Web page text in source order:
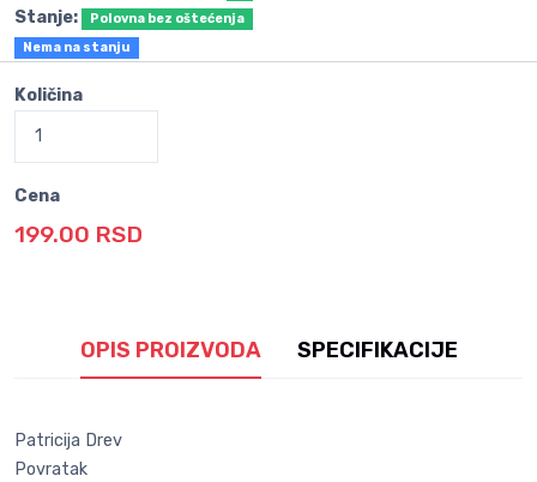
Stanje:
Polovna bez oštećenja
Nema na stanju
Količina
Cena
199.00 RSD
OPIS PROIZVODA SPECIFIKACIJE
Patricija Drev
Povratak